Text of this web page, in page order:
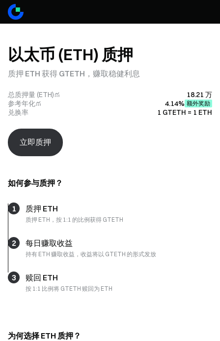
以太币 (ETH) 质押
质押 ETH 获得 GTETH，赚取稳健利息
总质押量 (ETH)
18.21 万
参考年化
4.14% 额外奖励
兑换率 1 GTETH = 1 ETH
立即质押
如何参与质押？
1 质押 ETH
质押 ETH，按 1:1 的比例获得 GTETH
2 每日赚取收益
持有 ETH 赚取收益，收益将以 GTETH 的形式发放
3 赎回 ETH
按 1:1 比例将 GTETH 赎回为 ETH
为何选择 ETH 质押？